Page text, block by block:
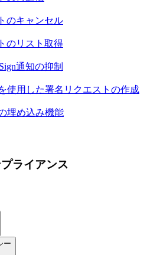
のキャンセル
のリスト取得
通知の抑制
使用した署名リクエストの作成
埋め込み機能
ライアンス
ー